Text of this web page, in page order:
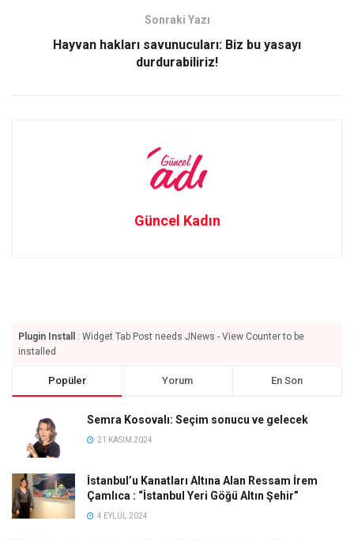
Sonraki Yazı
Hayvan hakları savunucuları: Biz bu yasayı
durdurabiliriz!
Güncel Kadın
Plugin Install
: Widget Tab Post needs JNews - View Counter to be
installed
Popüler Yorum En Son
Semra Kosovalı: Seçim sonucu ve gelecek
21 KASIM 2024
İstanbul’u Kanatları Altına Alan Ressam İrem
Çamlıca : “İstanbul Yeri Göğü Altın Şehir”
4 EYLÜL 2024